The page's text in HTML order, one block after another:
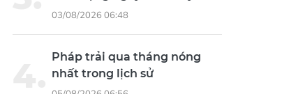
03/08/2026 06:48
Pháp trải qua tháng nóng
nhất trong lịch sử